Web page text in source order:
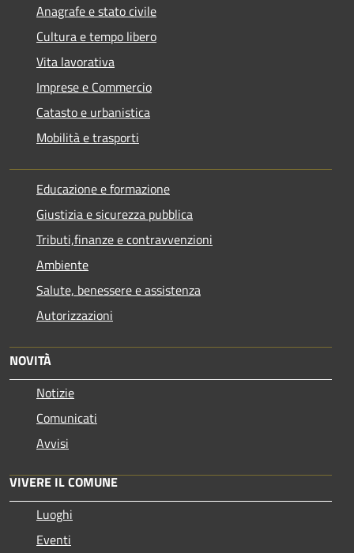
Anagrafe e stato civile
Cultura e tempo libero
Vita lavorativa
Imprese e Commercio
Catasto e urbanistica
Mobilità e trasporti
Educazione e formazione
Giustizia e sicurezza pubblica
Tributi,finanze e contravvenzioni
Ambiente
Salute, benessere e assistenza
Autorizzazioni
NOVITÀ
Notizie
Comunicati
Avvisi
VIVERE IL COMUNE
Luoghi
Eventi